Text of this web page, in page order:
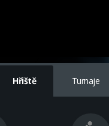
Hřiště Turnaje